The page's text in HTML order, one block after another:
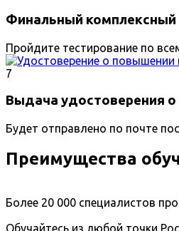
Финальный комплексный
Пройдите тестирование по
7
Выдача удостоверения
Будет отправлено по почте
Преимущества
Более 20 000 специалистов
Обучайтесь из любой точки